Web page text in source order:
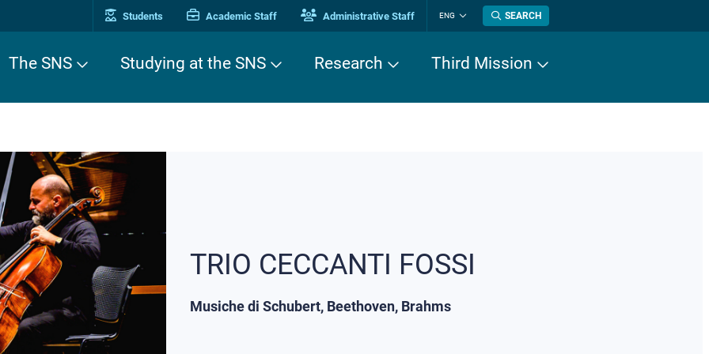
Students Academic Staff Administrative Staff ENG
Change
language
SEARCH
The SNS Studying at the SNS Research Third Mission
TRIO CECCANTI FOSSI
Musiche di Schubert, Beethoven, Brahms